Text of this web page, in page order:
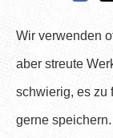
Wir verwenden
aber streute
schwierig, es zu
gerne